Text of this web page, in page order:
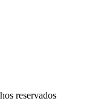
reservados